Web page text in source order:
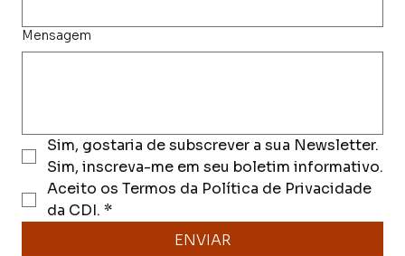
Mensagem
Sim, gostaria de subscrever a sua Newsletter.
Sim, inscreva-me em seu boletim informativo.
Aceito os Termos da Política de Privacidade
da CDI. *
ENVIAR